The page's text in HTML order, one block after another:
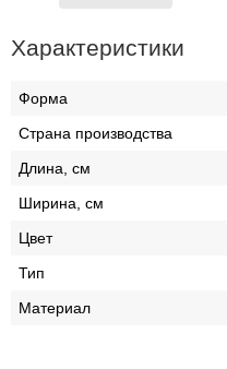
Характеристики
Форма
Страна производства
Длина, см
Ширина, см
Цвет
Тип
Материал